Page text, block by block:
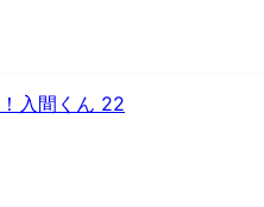
入間くん 22